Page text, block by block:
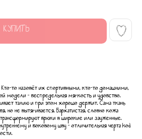
КУПИТЬ
то назовёт их спортивными, кто-то домашними,
модели - беспредельная мягкость и удобство.
талию и при этом хорошо держит. Сама ткань
но не вытягивается. Бархатистая, словно кожа
брюки в широкие или зауженные.
и боковому шву - отличительная черта kоd